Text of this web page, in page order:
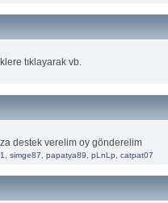
tıklayarak vb.
destek verelim oy gönderelim
simge87 papatya89 pLnLp catpat07